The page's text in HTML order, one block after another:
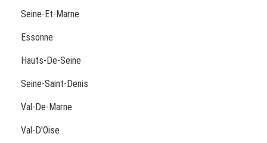
Seine-Et-Marne
Essonne
Hauts-De-Seine
Seine-Saint-Denis
Val-De-Marne
Val-D'Oise